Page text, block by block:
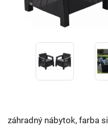
záhradný nábytok, farba